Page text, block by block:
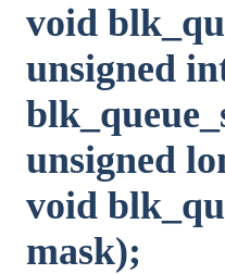
void
unsigned
unsigned
void
mask);